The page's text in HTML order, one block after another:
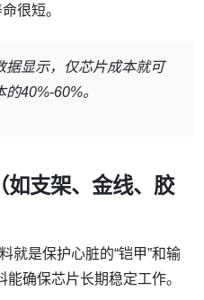
很短。
据显示，仅芯片成本就可
40%-60%。
如支架、金线、胶
就是保护心脏的“铠甲”和输
能确保芯片长期稳定工作。